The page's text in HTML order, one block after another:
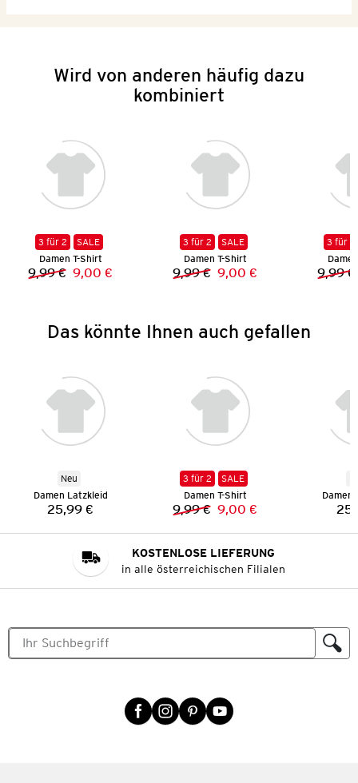
Wird von anderen häufig dazu
kombiniert
3 für 2
SALE
Damen T-Shirt
Vorheriger Preis:
9,99 € Neuer Preis:
9,00 €
3 für 2
SALE
Damen T-Shirt
Vorheriger Preis:
9,99 € Neuer Preis:
9,00 €
3 für 2
9,99 €
Das könnte Ihnen auch gefallen
Neu
Damen Latzkleid
Preis:
25,99 €
3 für 2
SALE
Damen T-Shirt
Vorheriger Preis:
9,99 € Neuer Preis:
9,00 €
Damen
KOSTENLOSE LIEFERUNG
in alle österreichischen Filialen